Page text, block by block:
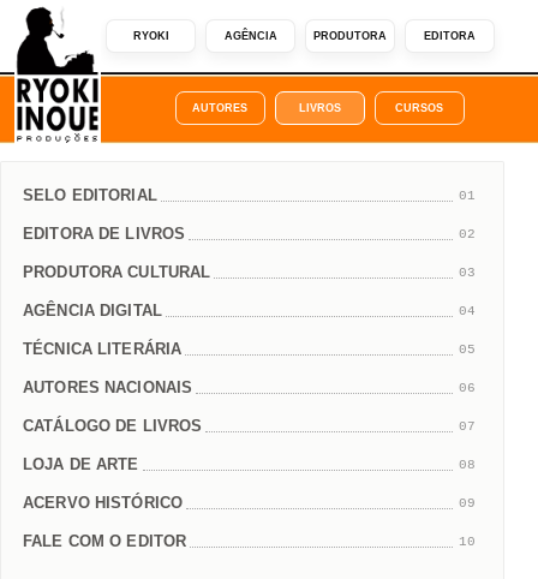
RYOKI AGÊNCIA PRODUTORA EDITORA
AUTORES LIVROS CURSOS
SELO EDITORIAL 01
EDITORA DE LIVROS 02
PRODUTORA CULTURAL 03
AGÊNCIA DIGITAL 04
TÉCNICA LITERÁRIA 05
AUTORES NACIONAIS 06
CATÁLOGO DE LIVROS 07
LOJA DE ARTE 08
ACERVO HISTÓRICO 09
FALE COM O EDITOR 10